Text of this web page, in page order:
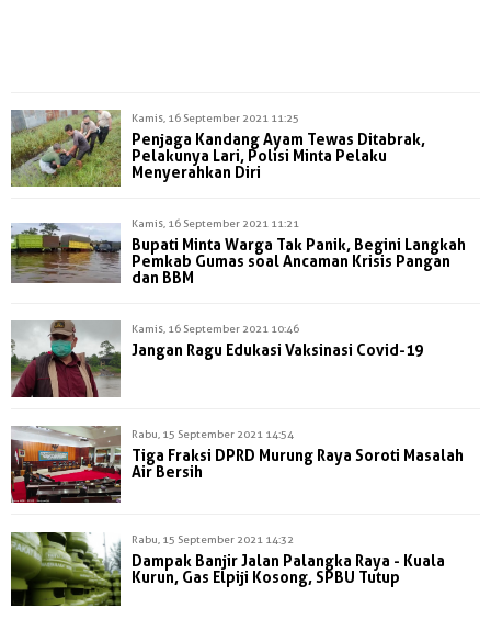
Kamis, 16 September 2021 11:25
Penjaga Kandang Ayam Tewas Ditabrak,
Pelakunya Lari, Polisi Minta Pelaku
Menyerahkan Diri
Kamis, 16 September 2021 11:21
Bupati Minta Warga Tak Panik, Begini Langkah
Pemkab Gumas soal Ancaman Krisis Pangan
dan BBM
Kamis, 16 September 2021 10:46
Jangan Ragu Edukasi Vaksinasi Covid-19
Rabu, 15 September 2021 14:54
Tiga Fraksi DPRD Murung Raya Soroti Masalah
Air Bersih
Rabu, 15 September 2021 14:32
Dampak Banjir Jalan Palangka Raya - Kuala
Kurun, Gas Elpiji Kosong, SPBU Tutup